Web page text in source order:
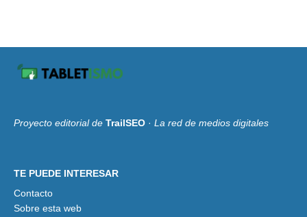
Proyecto editorial de TrailSEO · La red de medios digitales
TE PUEDE INTERESAR
Contacto
Sobre esta web